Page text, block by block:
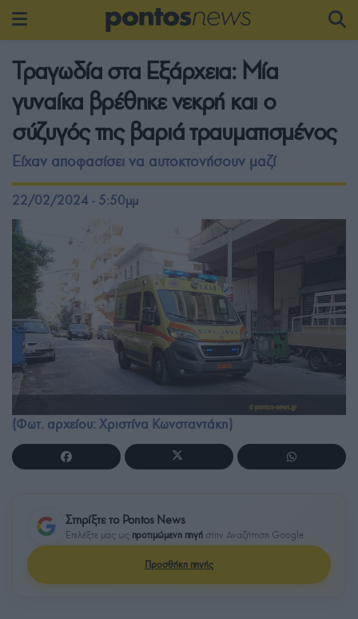
Τραγωδία στα Εξάρχεια: Μία
γυναίκα βρέθηκε νεκρή και ο
σύζυγός της βαριά τραυματισμένος
Είχαν αποφασίσει να αυτοκτονήσουν μαζί
22/02/2024 - 5:50μμ
(Φωτ. αρχείου: Χριστίνα Κωνσταντάκη)
Στηρίξτε το Pontos News
Επιλέξτε μας ως προτιμώμενη πηγή στην Αναζήτηση Google
Προσθήκη πηγής